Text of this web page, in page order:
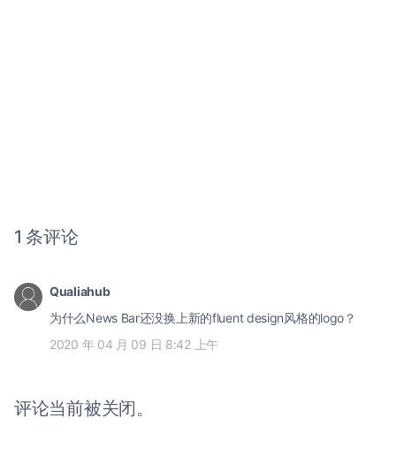
1 条评论
Qualiahub
为什么News Bar还没换上新的fluent design风格的logo？
2020 年 04 月 09 日 8:42 上午
评论当前被关闭。